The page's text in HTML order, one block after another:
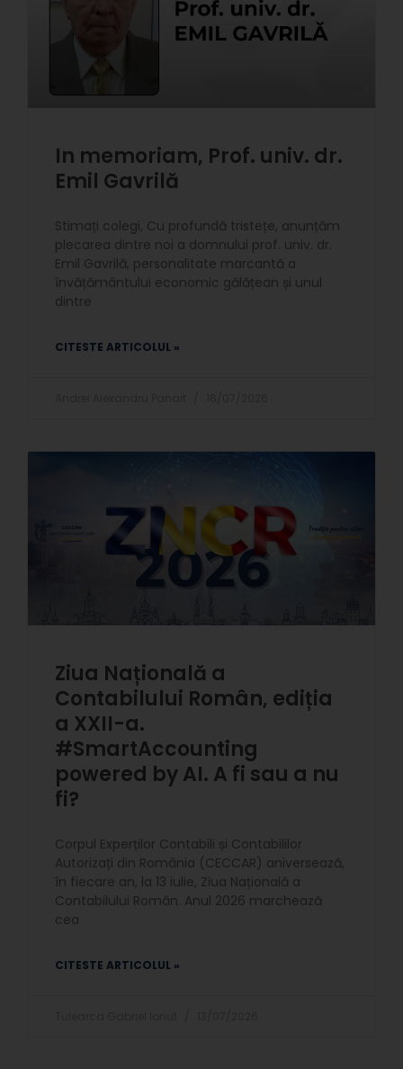
In memoriam, Prof. univ. dr.
Emil Gavrilă
Stimați colegi, Cu profundă tristețe, anunțăm
plecarea dintre noi a domnului prof. univ. dr.
Emil Gavrilă, personalitate marcantă a
învățământului economic gălățean și unul
dintre
CITESTE ARTICOLUL »
Ziua Națională a
Contabilului Român, ediția
a XXII-a.
#SmartAccounting
powered by AI. A fi sau a nu
fi?
Corpul Experților Contabili și Contabililor
Autorizați din România (CECCAR) aniversează,
în fiecare an, la 13 iulie, Ziua Națională a
Contabilului Român. Anul 2026 marchează
cea
CITESTE ARTICOLUL »